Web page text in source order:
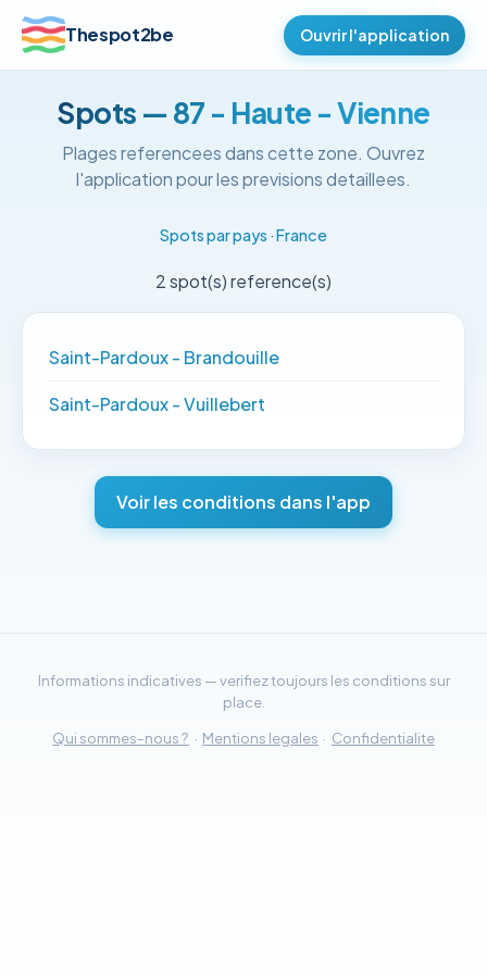
Thespot2be Ouvrir l'application
Spots — 87 - Haute - Vienne
Plages referencees dans cette zone. Ouvrez
l'application pour les previsions detaillees.
Spots par pays ·France
2 spot(s) reference(s)
Saint-Pardoux - Brandouille
Saint-Pardoux - Vuillebert
Voir les conditions dans l'app
Informations indicatives — verifiez toujours les conditions sur
place.
Qui sommes-nous ? · Mentions legales · Confidentialite